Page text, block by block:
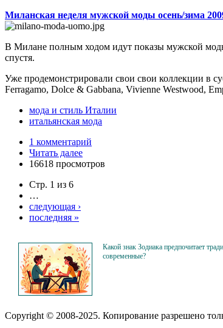
Миланская неделя мужской моды осень/зима
В Милане полным ходом идут показы мужской
спустя.
Уже продемонстрировали свои свои коллекции в
Ferragamo, Dolce & Gabbana, Vivienne Westwood,
мода и стиль Италии
итальянская мода
1 комментарий
Читать далее
16618 просмотров
Стр. 1 из 6
…
следующая ›
последняя »
Какой знак Зодиака предпочитает
современные?
Copyright © 2008-2025. Копирование разрешено